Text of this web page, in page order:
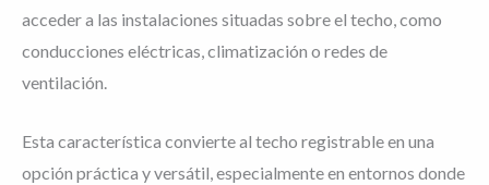
acceder a las instalaciones situadas sobre el techo, como
conducciones eléctricas, climatización o redes de
ventilación.
Esta característica convierte al techo registrable en una
opción práctica y versátil, especialmente en entornos donde